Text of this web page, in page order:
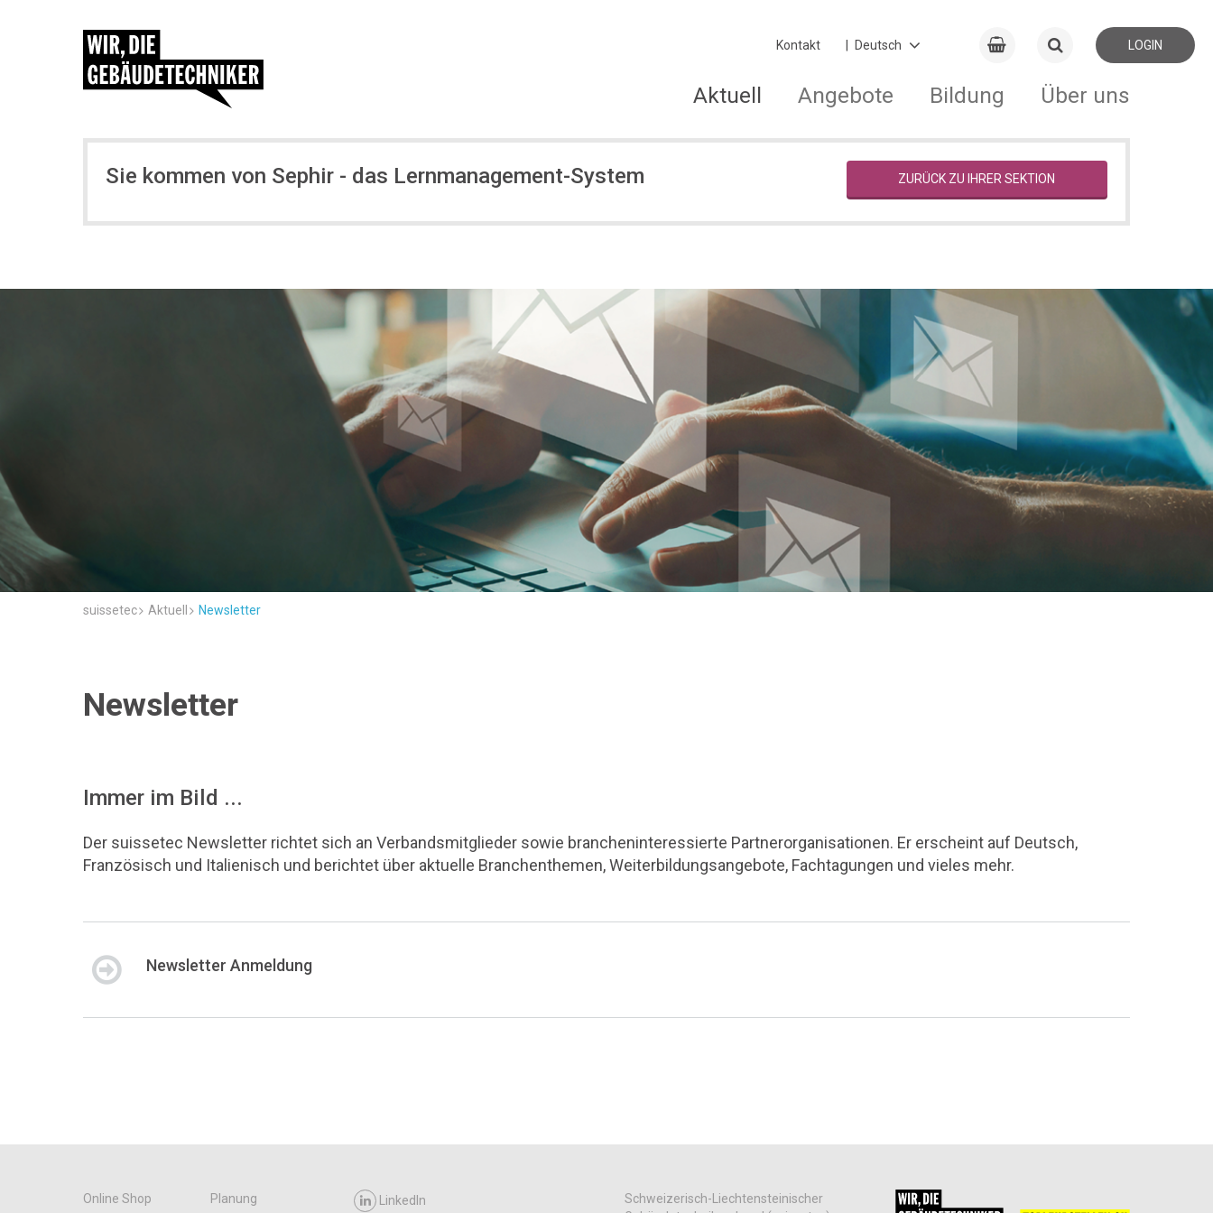
Kontakt LOGIN
Aktuell Angebote Bildung Über uns
Sie kommen von Sephir - das Lernmanagement-System ZURÜCK ZU IHRER SEKTION
suissetec Aktuell Newsletter
Newsletter
Immer im Bild ...
Der suissetec Newsletter richtet sich an Verbandsmitglieder sowie brancheninteressierte Partnerorganisationen. Er erscheint auf Deutsch,
Französisch und Italienisch und berichtet über aktuelle Branchenthemen, Weiterbildungsangebote, Fachtagungen und vieles mehr.
Newsletter Anmeldung
Online Shop Planung LinkedIn
Schweizerisch-Liechtensteinischer